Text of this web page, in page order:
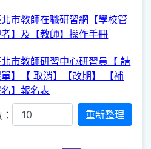
市教師在職研習網【學校管
】及【教師】操作手冊
市教師研習中心研習員【 請
】【 取消】【改期】 【補
】報名表